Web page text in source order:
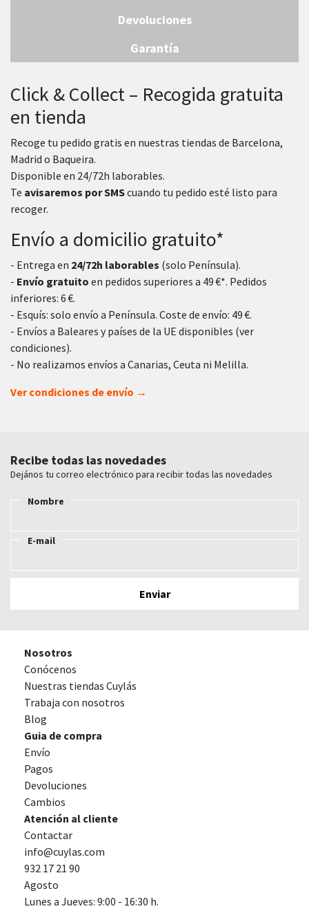
Devoluciones
Garantía
Click & Collect – Recogida gratuita
en tienda
Recoge tu pedido gratis en nuestras tiendas de Barcelona,
Madrid o Baqueira.
Disponible en 24/72h laborables.
Te avisaremos por SMScuando tu pedido esté listo para
recoger.
Envío a domicilio gratuito*
- Entrega en 24/72h laborables (solo Península).
- Envío gratuito en pedidos superiores a 49 €*. Pedidos
inferiores: 6 €.
- Esquís: solo envío a Península. Coste de envío: 49 €.
- Envíos a Baleares y países de la UE disponibles (ver
condiciones).
- No realizamos envíos a Canarias, Ceuta ni Melilla.
Ver condiciones de envío →
Recibe todas las novedades
Dejános tu correo electrónico para recibir todas las novedades
Nombre
E-mail
Nosotros
Conócenos
Nuestras tiendas Cuylás
Trabaja con nosotros
Blog
Guia de compra
Envío
Pagos
Devoluciones
Cambios
Atención al cliente
Contactar
info@cuylas.com
932 17 21 90
Agosto
Lunes a Jueves: 9:00 - 16:30 h.